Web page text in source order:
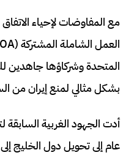
المتحدة وشركاؤها جاهدين
بشكل مثالي لمنع إيران من
أدت الجهود الغربية السابقة
عام إلى تحويل دول الخليج